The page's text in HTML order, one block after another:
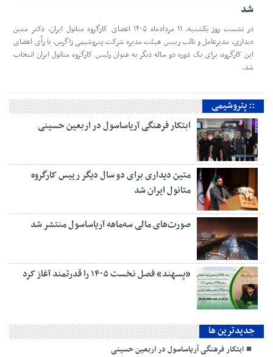
شد
در نشست روز یکشنبه، ۱۱ مردادماه ۱۴۰۵ اعضای کارگروه متانول ایران، دکتر متین
دیداری، مدیرعامل و‌ نائب رییس هیئت مدیره شرکت پتروشیمی زاگرس، با رأی اعضای
این کارگروه، برای یک دوره دو ساله دیگر به عنوان رئیس کارگروه متانول ایران انتخاب
شد.
:: پتروشیمی
ابتکار فرهنگی آریاساسول در اربعین حسینی
متین دیداری برای دو سال دیگر رییس کارگروه
متانول ایران شد
صورت‌های مالی سه‌ماهه آریاساسول منتشر شد
«پسهند» فصل نخست ۱۴۰۵ را قدرتمند آغاز کرد
جديدترين ها
ابتکار فرهنگی آریاساسول در اربعین حسینی